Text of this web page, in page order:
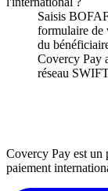
Saisis
formulaire de
du
Covercy Pay
réseau
Covercy Pay est un
paiement